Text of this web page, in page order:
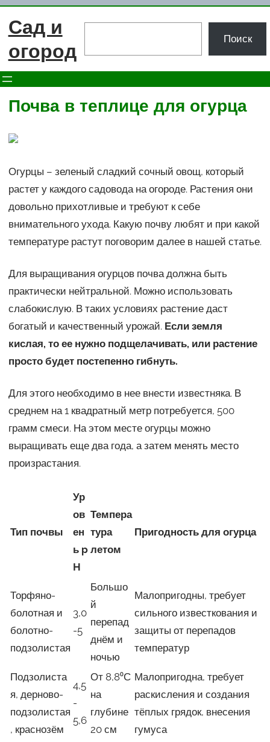
Перейти
Сад и
огород
Поиск
Почва в теплице для огурца
Огурцы – зеленый сладкий сочный овощ, который
растет у каждого садовода на огороде. Растения они
довольно прихотливые и требуют к себе
внимательного ухода. Какую почву любят и при какой
температуре растут поговорим далее в нашей статье.
Для выращивания огурцов почва должна быть
практически нейтральной. Можно использовать
слабокислую. В таких условиях растение даст
богатый и качественный урожай. Если земля
кислая, то ее нужно подщелачивать, или растение
просто будет постепенно гибнуть.
Для этого необходимо в нее внести известняка. В
среднем на 1 квадратный метр потребуется, 500
грамм смеси. На этом месте огурцы можно
выращивать еще два года, а затем менять место
произрастания.
Тип почвы
Ур
ов
ен
ь p
H
Темпера
тура
летом
Пригодность для огурца
Торфяно-
болотная и
болотно-
подзолистая
3,0
-5
Большо
й
перепад
днём и
ночью
Малопригодны, требует
сильного известкования и
защиты от перепадов
температур
Подзолиста
я, дерново-
подзолистая
, краснозём
4,5
-
5,6
От 8,8⁰С
на
глубине
20 см
Малопригодна, требует
раскисления и создания
тёплых грядок, внесения
гумуса